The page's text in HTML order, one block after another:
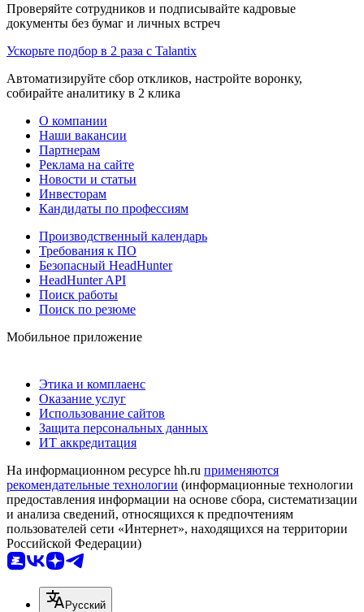
Проверяйте сотрудников и подписывайте кадровые
документы без бумаг и личных встреч
Ускорьте подбор в 2 раза с Talantix
Автоматизируйте сбор откликов, настройте воронку,
собирайте аналитику в 2 клика
О компании
Наши вакансии
Партнерам
Реклама на сайте
Новости и статьи
Инвесторам
Кандидаты по профессиям
Производственный календарь
Требования к ПО
Безопасный HeadHunter
HeadHunter API
Поиск работы
Поиск по резюме
Мобильное приложение
Этика и комплаенс
Оказание услуг
Использование сайтов
Защита персональных данных
ИТ аккредитация
На информационном ресурсе hh.ru применяются
рекомендательные технологии (информационные технологии
предоставления информации на основе сбора, систематизации
и анализа сведений, относящихся к предпочтениям
пользователей сети «Интернет», находящихся на территории
Российской Федерации)
Русский